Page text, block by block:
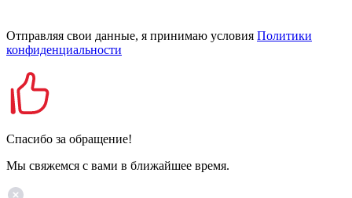
Отправляя свои данные, я принимаю условия Политики
конфиденциальности
Спасибо за обращение!
Мы свяжемся с вами в ближайшее время.